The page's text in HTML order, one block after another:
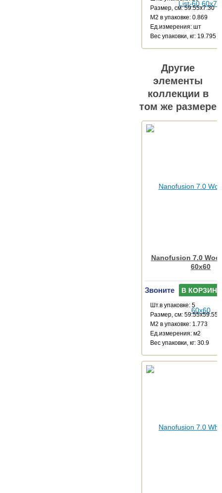
Размер, см: 59.55x7.30
М2 в упаковке: 0.869
Ед.измерения: шт
Веc упаковки, кг: 19.795
Другие
элементы
коллекции в
том же размере
Nanofusion 7.0
60x60
Звоните В КОРЗИНУ
Шт.в упаковке: 5
Размер, см: 59.55x59.55
М2 в упаковке: 1.773
Ед.измерения: м2
Веc упаковки, кг: 30.9